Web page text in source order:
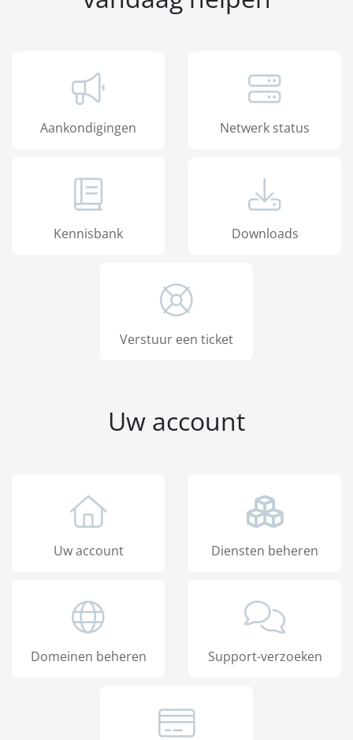
Aankondigingen Netwerk status
Kennisbank Downloads
Verstuur een ticket
Uw account
Uw account Diensten beheren
Domeinen beheren Support-verzoeken